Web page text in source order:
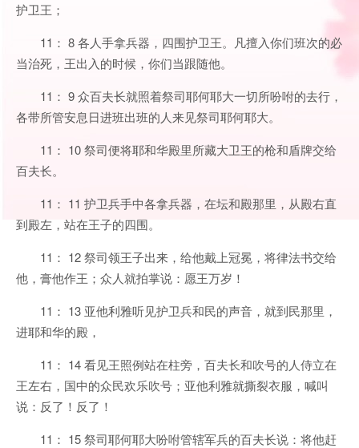
护卫王；
11： 8 各人手拿兵器，四围护卫王。凡擅入你们班次的必
当治死，王出入的时候，你们当跟随他。
11： 9 众百夫长就照着祭司耶何耶大一切所吩咐的去行，
各带所管安息日进班出班的人来见祭司耶何耶大。
11： 10 祭司便将耶和华殿里所藏大卫王的枪和盾牌交给
百夫长。
11： 11 护卫兵手中各拿兵器，在坛和殿那里，从殿右直
到殿左，站在王子的四围。
11： 12 祭司领王子出来，给他戴上冠冕，将律法书交给
他，膏他作王；众人就拍掌说：愿王万岁！
11： 13 亚他利雅听见护卫兵和民的声音，就到民那里，
进耶和华的殿，
11： 14 看见王照例站在柱旁，百夫长和吹号的人侍立在
王左右，国中的众民欢乐吹号；亚他利雅就撕裂衣服，喊叫
说：反了！反了！
11： 15 祭司耶何耶大吩咐管辖军兵的百夫长说：将他赶